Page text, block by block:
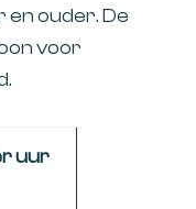
en ouder. De
voor
uur